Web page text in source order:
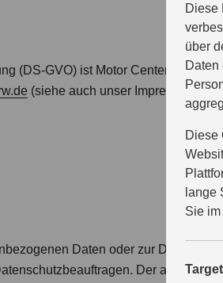
Diese
über
Daten
Diese
lange
Sie
(DS-GVO) ist Motor Center Heinen
(siehe auch unser Impressum).
Daten oder zur
Der aktuelle